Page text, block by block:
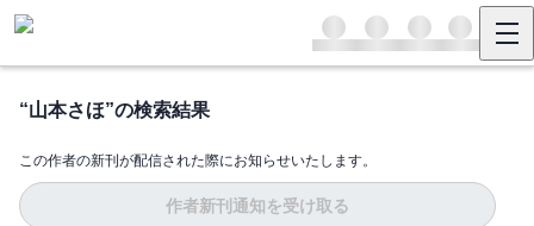
“山本さほ”の検索結果
この作者の新刊が配信された際にお知らせいたします。
作者新刊通知を受け取る